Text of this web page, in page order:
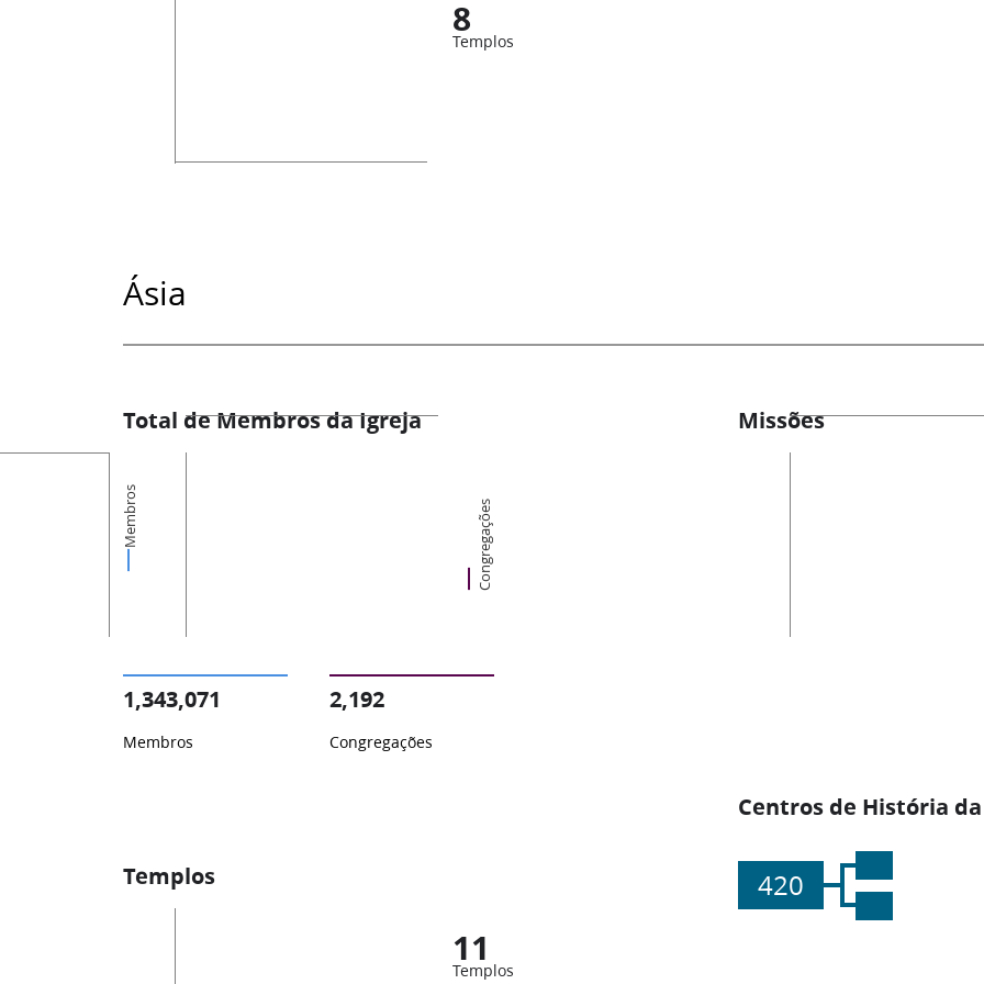
8
Templos
Ásia
Total de Membros da Igreja
Membros Congregações
1,343,071
Membros
2,192
Congregações
Missões
Centros de História
420
Templos
11
Templos